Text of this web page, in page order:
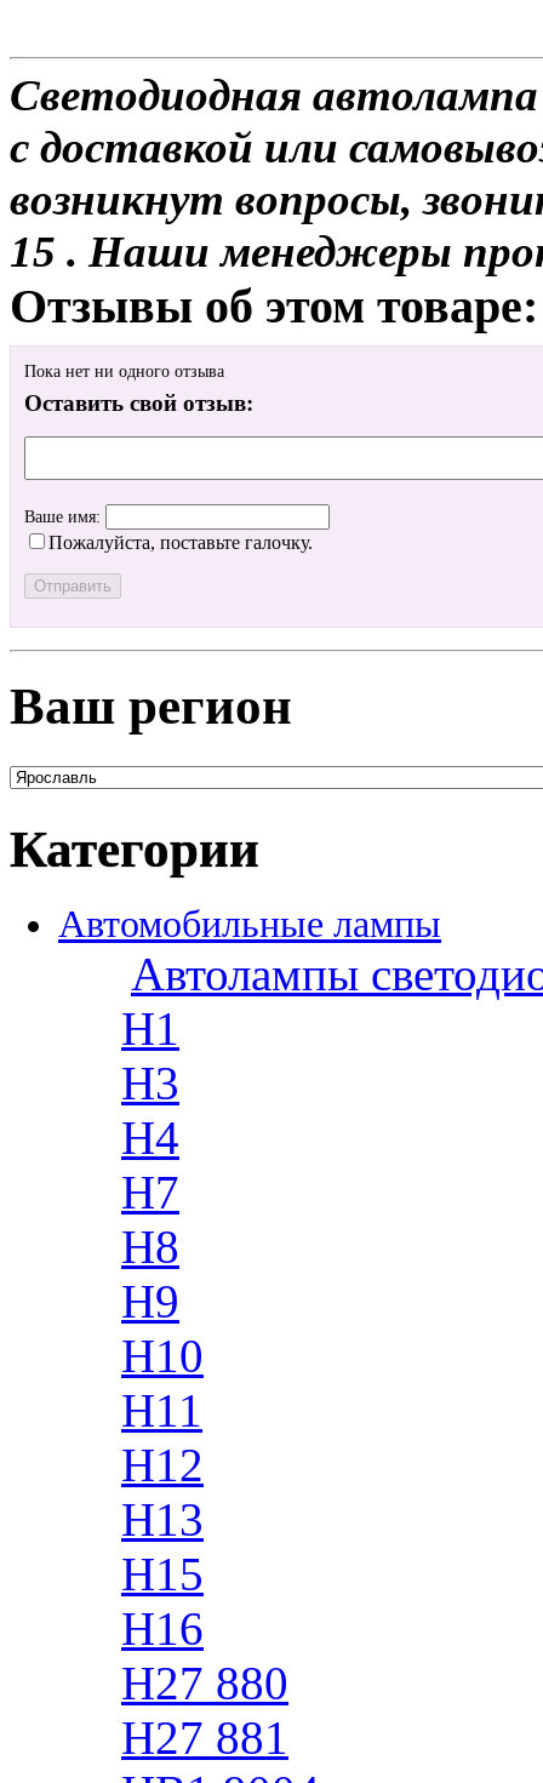
Светодиодная
с доставкой или
возникнут вопросы,
15 . Наши менеджеры
Отзывы об этом товаре:
Пока нет ни одного отзыва
Оставить свой отзыв:
Ваше имя:
Пожалуйста, поставьте галочку.
Ваш регион
Категории
Автомобильные лампы
Автолампы
H1
H3
H4
H7
H8
H9
H10
H11
H12
H13
H15
H16
H27 880
H27 881